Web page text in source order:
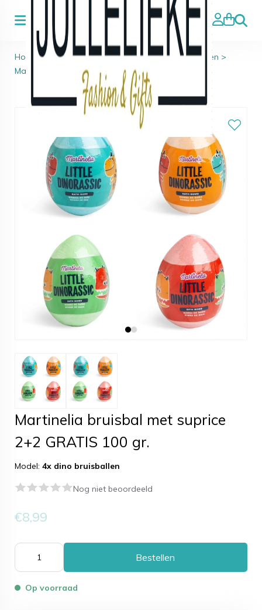
Zoeken
Home > Badparels, Zeep en Bruisballen> Bruisballen >
Martinelia bruisbal met suprice 2+2 GRATIS 100 gr.
Martinelia bruisbal met suprice
2+2 GRATIS 100 gr.
Model: 4x dino bruisballen
Nog niet beoordeeld
€8,99
Bestellen
Op voorraad